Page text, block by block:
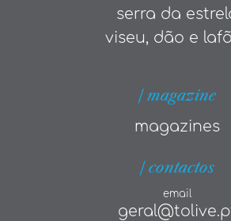
serra da
viseu, dão e
| magazine
magazines
| contactos
email